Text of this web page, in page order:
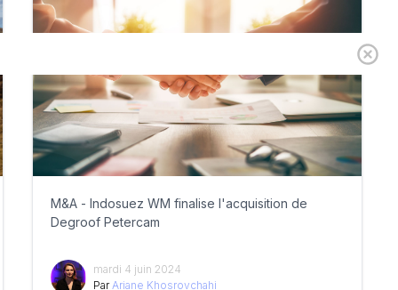
M&A - Indosuez WM finalise l'acquisition de
Degroof Petercam
mardi 4 juin 2024
Par Ariane Khosrovchahi